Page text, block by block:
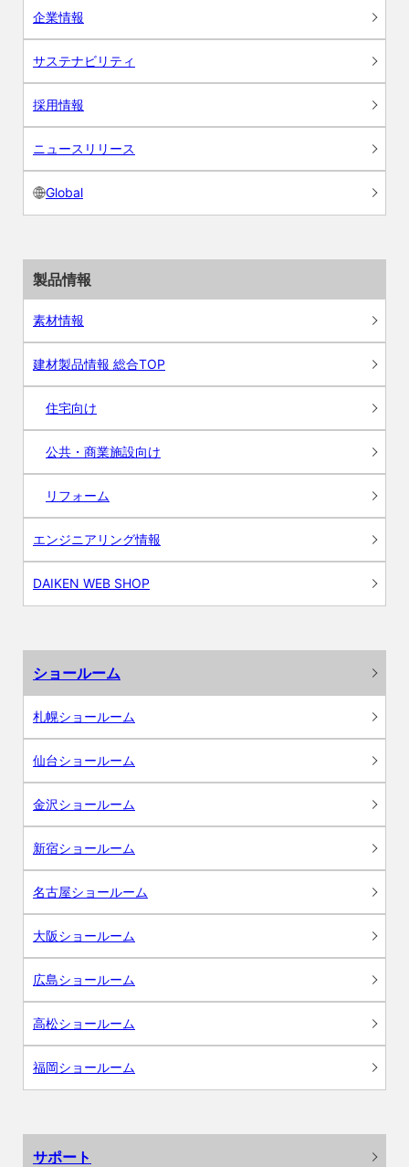
企業情報
サステナビリティ
採用情報
ニュースリリース
Global
製品情報
素材情報
建材製品情報 総合TOP
住宅向け
公共・商業施設向け
リフォーム
エンジニアリング情報
DAIKEN WEB SHOP
ショールーム
札幌ショールーム
仙台ショールーム
金沢ショールーム
新宿ショールーム
名古屋ショールーム
大阪ショールーム
広島ショールーム
高松ショールーム
福岡ショールーム
サポート